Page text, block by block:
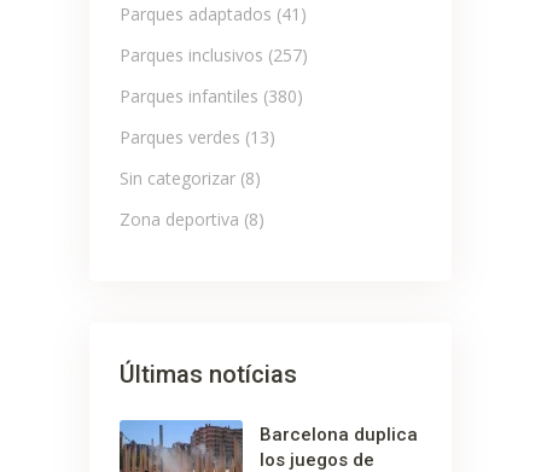
Parques adaptados (41)
Parques inclusivos (257)
Parques infantiles (380)
Parques verdes (13)
Sin categorizar (8)
Zona deportiva (8)
Últimas notícias
Barcelona duplica
los juegos de